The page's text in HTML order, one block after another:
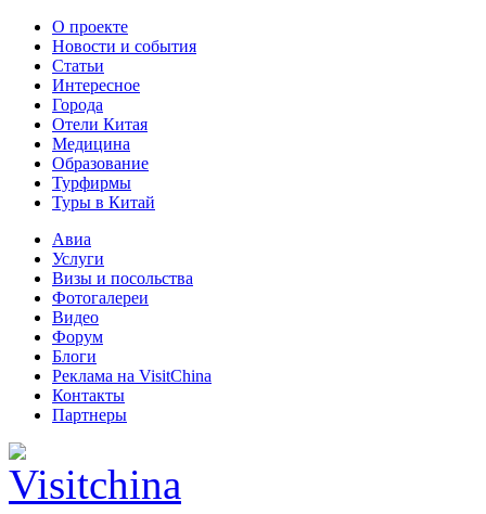
О проекте
Новости и события
Статьи
Интересное
Города
Отели Китая
Медицина
Образование
Турфирмы
Туры в Китай
Авиа
Услуги
Визы и посольства
Фотогалереи
Видео
Форум
Блоги
Реклама на VisitChina
Контакты
Партнеры